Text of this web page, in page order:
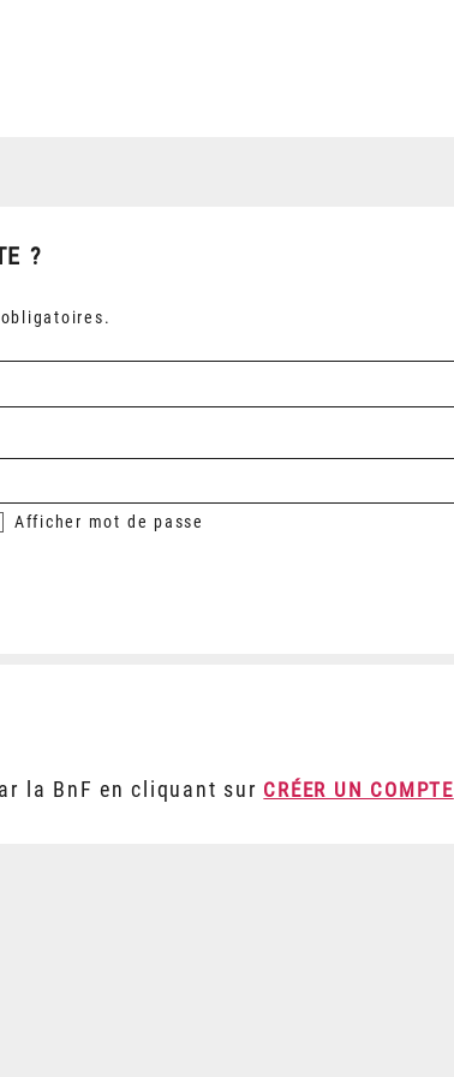
?
Afficher mot de passe
la BnF en cliquant sur CRÉER UN COMPTE